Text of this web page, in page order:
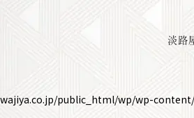
淡路
public_html/wp/wp-